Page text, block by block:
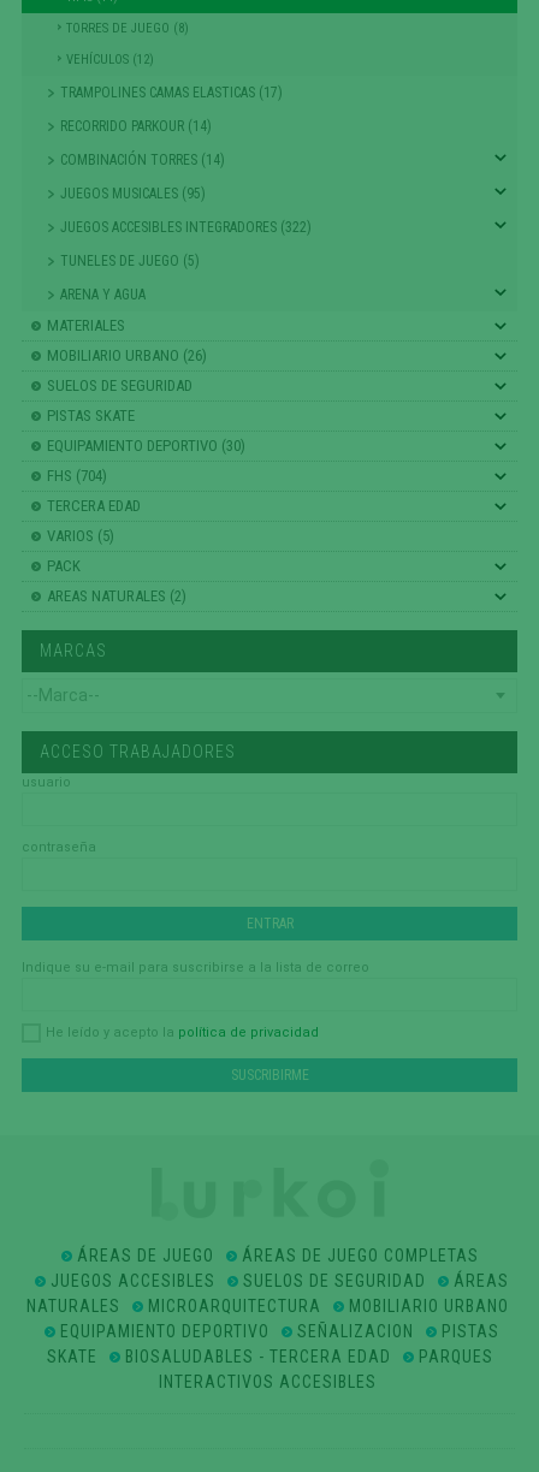
TORRES DE JUEGO (8)
VEHÍCULOS (12)
TRAMPOLINES CAMAS ELASTICAS (17)
RECORRIDO PARKOUR (14)
COMBINACIÓN TORRES (14)
JUEGOS MUSICALES (95)
JUEGOS ACCESIBLES INTEGRADORES (322)
TUNELES DE JUEGO (5)
ARENA Y AGUA
MATERIALES
MOBILIARIO URBANO (26)
SUELOS DE SEGURIDAD
PISTAS SKATE
EQUIPAMIENTO DEPORTIVO (30)
FHS (704)
TERCERA EDAD
VARIOS (5)
PACK
AREAS NATURALES (2)
MARCAS
ACCESO TRABAJADORES
usuario
contraseña
Indique su e-mail para suscribirse a la lista de correo
He leído y acepto la política de privacidad
ÁREAS DE JUEGO
ÁREAS DE JUEGO COMPLETAS
JUEGOS ACCESIBLES
SUELOS DE SEGURIDAD
ÁREAS
NATURALES
MICROARQUITECTURA
MOBILIARIO URBANO
EQUIPAMIENTO DEPORTIVO
SEÑALIZACION
PISTAS
SKATE
BIOSALUDABLES - TERCERA EDAD
PARQUES
INTERACTIVOS ACCESIBLES